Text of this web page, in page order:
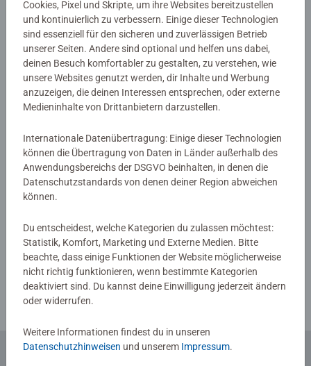
EAN:
9783473478637
ISBN:
978-3-473-47863-7
Warnhinweise und Herstellerinformation
Noch keine Bewertungen
0/0
Verfasse eine Bewertung
Richtlinien für Bewertungen
Cookies, Pixel und Skripte, um ihre Websites bereitzustellen
und kontinuierlich zu verbessern. Einige dieser Technologien
sind essenziell für den sicheren und zuverlässigen Betrieb
unserer Seiten. Andere sind optional und helfen uns dabei,
deinen Besuch komfortabler zu gestalten, zu verstehen, wie
unsere Websites genutzt werden, dir Inhalte und Werbung
anzuzeigen, die deinen Interessen entsprechen, oder externe
Medieninhalte von Drittanbietern darzustellen.
Internationale Datenübertragung: Einige dieser Technologien
können die Übertragung von Daten in Länder außerhalb des
Anwendungsbereichs der DSGVO beinhalten, in denen die
Datenschutzstandards von denen deiner Region abweichen
können.
Du entscheidest, welche Kategorien du zulassen möchtest:
Statistik, Komfort, Marketing und Externe Medien. Bitte
beachte, dass einige Funktionen der Website möglicherweise
nicht richtig funktionieren, wenn bestimmte Kategorien
deaktiviert sind. Du kannst deine Einwilligung jederzeit ändern
oder widerrufen.
Weitere Informationen findest du in unseren
Datenschutzhinweisen und unserem Impressum.